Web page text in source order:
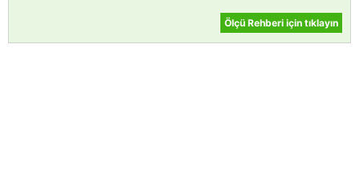
Ölçü Rehberi için tıklayın